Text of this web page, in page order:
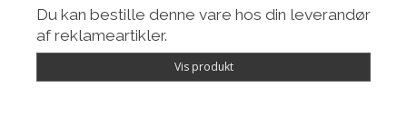
Du kan bestille denne vare hos din leverandør
af reklameartikler.
Vis produkt